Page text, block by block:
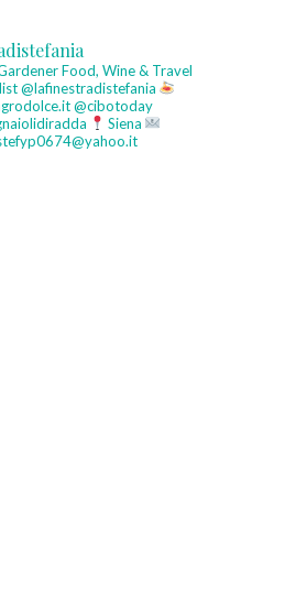
Food, Wine & Travel
@lafinestradistefania
@cibotoday
Siena